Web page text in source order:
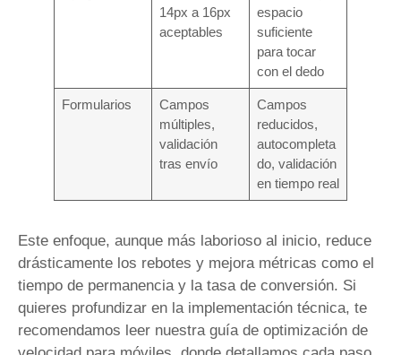
14px a 16px
aceptables
espacio
suficiente
para tocar
con el dedo
Formularios
Campos
múltiples,
validación
tras envío
Campos
reducidos,
autocompleta
do, validación
en tiempo real
Este enfoque, aunque más laborioso al inicio, reduce
drásticamente los rebotes y mejora métricas como el
tiempo de permanencia y la tasa de conversión. Si
quieres profundizar en la implementación técnica, te
recomendamos leer nuestra guía de optimización de